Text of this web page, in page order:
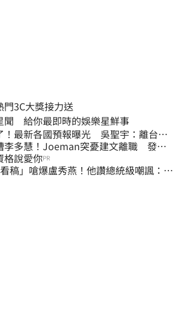
3C大獎接力送
聞 給你最即時的娛樂星鮮事
！最新各國預報曝光 吳聖宇：離台灣
李多慧！Joeman突憂建文離職 發聲
」
格說愛你PR
稿」嗆爆盧秀燕！他讚總統級嘲諷：把